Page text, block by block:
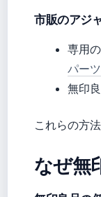
市販のアジ
専用
パー
無印
これらの方
なぜ無